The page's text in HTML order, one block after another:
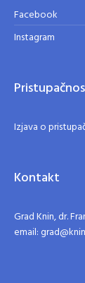
Facebook
Instagram
Izjava o
Kontakt
Grad Knin, dr.
email: